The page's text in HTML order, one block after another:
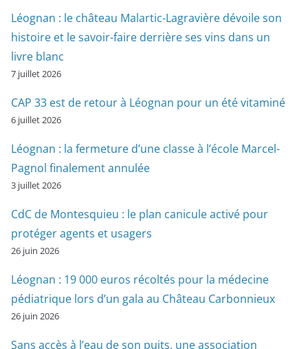
Léognan : le château Malartic-Lagravière dévoile son
histoire et le savoir-faire derrière ses vins dans un
livre blanc
7 juillet 2026
CAP 33 est de retour à Léognan pour un été vitaminé
6 juillet 2026
Léognan : la fermeture d’une classe à l’école Marcel-
Pagnol finalement annulée
3 juillet 2026
CdC de Montesquieu : le plan canicule activé pour
protéger agents et usagers
26 juin 2026
Léognan : 19 000 euros récoltés pour la médecine
pédiatrique lors d’un gala au Château Carbonnieux
26 juin 2026
Sans accès à l’eau de son puits, une association